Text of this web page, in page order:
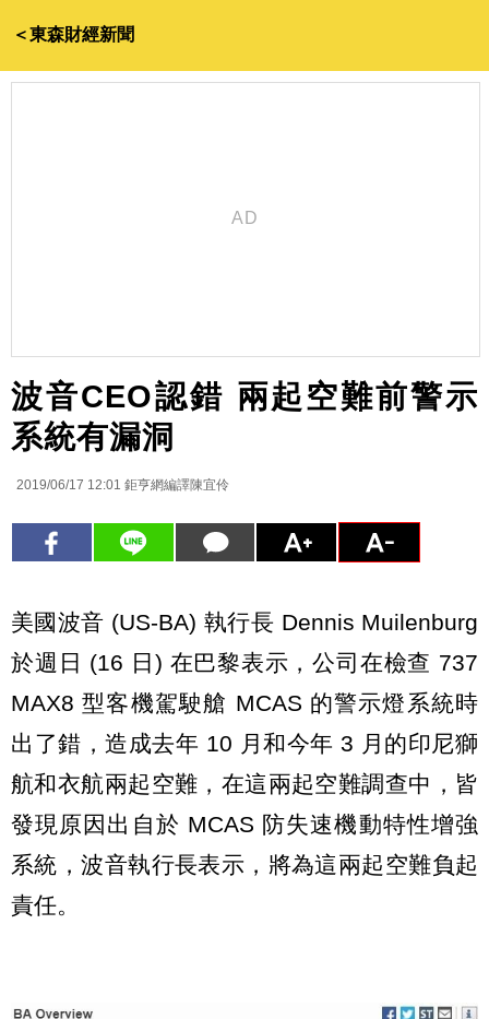
＜東森財經新聞
波音CEO認錯 兩起空難前警示
系統有漏洞
2019/06/17 12:01 鉅亨網編譯陳宜伶
美國波音 (US-BA) 執行長 Dennis Muilenburg
於週日 (16 日) 在巴黎表示，公司在檢查 737
MAX8 型客機駕駛艙 MCAS 的警示燈系統時
出了錯，造成去年 10 月和今年 3 月的印尼獅
航和衣航兩起空難，在這兩起空難調查中，皆
發現原因出自於 MCAS 防失速機動特性增強
系統，波音執行長表示，將為這兩起空難負起
責任。